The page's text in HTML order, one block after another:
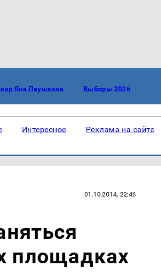
Яна Лаушкина Выборы 2026
Интересное Реклама на сайте
01.10.2014, 22:46
площадках